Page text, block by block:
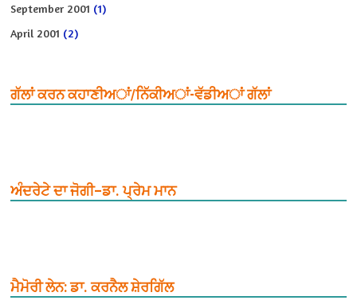
September 2001 (1)
April 2001 (2)
ਗੱਲਾਂ ਕਰਨ ਕਹਾਣੀਅਾਂ/ਨਿੱਕੀਅਾਂ-ਵੱਡੀਅਾਂ ਗੱਲਾਂ
ਅੰਦਰੇਟੇ ਦਾ ਜੋਗੀ–ਡਾ. ਪ੍ਰੇਮ ਮਾਨ
ਮੈਮੋਰੀ ਲੇਨ: ਡਾ. ਕਰਨੈਲ ਸ਼ੇਰਗਿੱਲ